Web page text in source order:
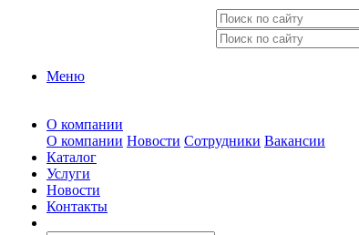
Меню
О компании
О компании Новости Сотрудники Вакансии
Каталог
Услуги
Новости
Контакты